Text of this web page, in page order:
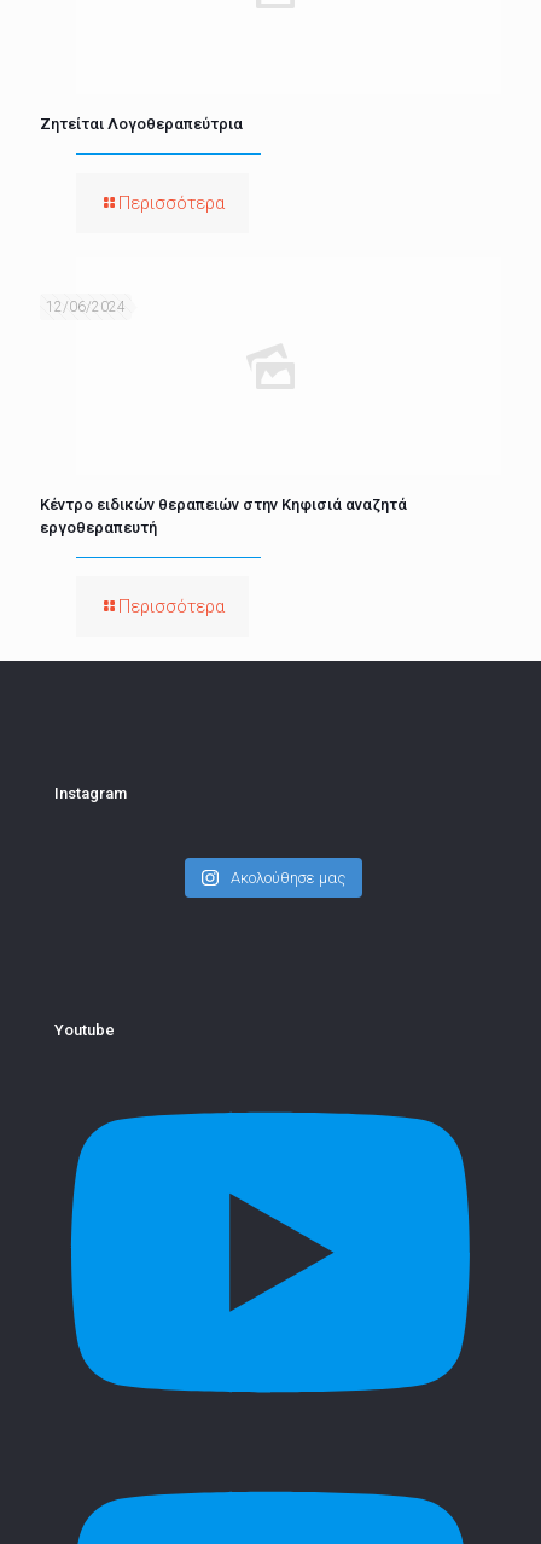
Ζητείται Λογοθεραπεύτρια
Περισσότερα
12/06/2024
Κέντρο ειδικών θεραπειών στην Κηφισιά αναζητά
εργοθεραπευτή
Περισσότερα
Instagram
Ακολούθησε μας
Youtube